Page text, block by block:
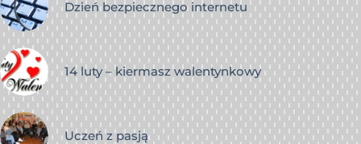
Dzień bezpiecznego internetu
14 luty – kiermasz walentynkowy
Uczeń z pasją